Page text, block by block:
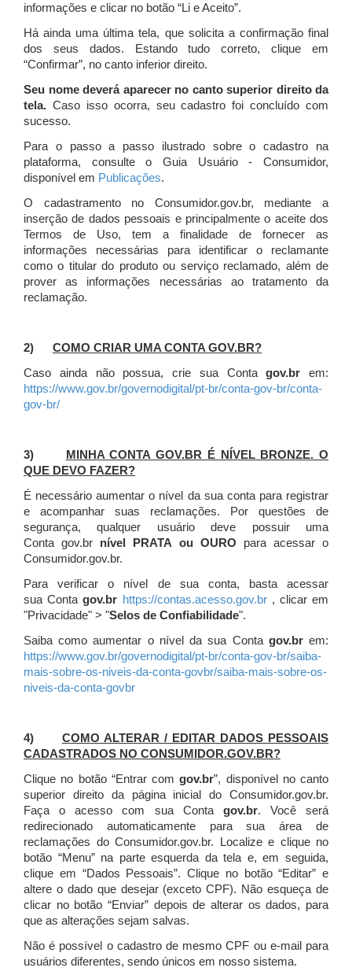
informações e clicar no botão “Li e Aceito”.
Há ainda uma última tela, que solicita a confirmação final
dos seus dados. Estando tudo correto, clique em
“Confirmar”, no canto inferior direito.
Seu nome deverá aparecer no canto superior direito da
tela. Caso isso ocorra, seu cadastro foi concluído com
sucesso.
Para o passo a passo ilustrado sobre o cadastro na
plataforma, consulte o Guia Usuário - Consumidor,
disponível em Publicações.
O cadastramento no Consumidor.gov.br, mediante a
inserção de dados pessoais e principalmente o aceite dos
Termos de Uso, tem a finalidade de fornecer as
informações necessárias para identificar o reclamante
como o titular do produto ou serviço reclamado, além de
prover as informações necessárias ao tratamento da
reclamação.
2) COMO CRIAR UMA CONTA GOV.BR?
Caso ainda não possua, crie sua Contagov.br em:
https://www.gov.br/governodigital/pt-br/conta-gov-br/conta-
gov-br/
3)
MINHA CONTA GOV.BR É NÍVEL BRONZE. O
QUE DEVO FAZER?
É necessário aumentar o nível da sua conta para registrar
e acompanhar suas reclamações. Por questões de
segurança, qualquer usuário deve possuir uma
Conta gov.br nível PRATA ou OURO para acessar o
Consumidor.gov.br.
Para verificar o nível de sua conta, basta acessar
sua Contagov.br https://contas.acesso.gov.br, clicar em
"Privacidade" > "Selos de Confiabilidade".
Saiba como aumentar o nível da sua Conta gov.brem:
https://www.gov.br/governodigital/pt-br/conta-gov-br/saiba-
mais-sobre-os-niveis-da-conta-govbr/saiba-mais-sobre-os-
niveis-da-conta-govbr
4) COMO ALTERAR / EDITAR DADOS PESSOAIS
CADASTRADOS NO CONSUMIDOR.GOV.BR?
Clique no botão “Entrar comgov.br”, disponível no canto
superior direito da página inicial do Consumidor.gov.br.
Faça o acesso com sua Conta gov.br. Você será
redirecionado automaticamente para sua área de
reclamações do Consumidor.gov.br.
Localize e clique no
botão “Menu” na parte esquerda da tela e, em seguida,
clique em “Dados Pessoais”. Clique no botão “Editar” e
altere o dado que desejar (exceto CPF). Não esqueça de
clicar no botão “Enviar” depois de alterar os dados, para
que as alterações sejam salvas.
Não é possível o cadastro de mesmo CPF ou e-mail para
usuários diferentes, sendo únicos em nosso sistema.